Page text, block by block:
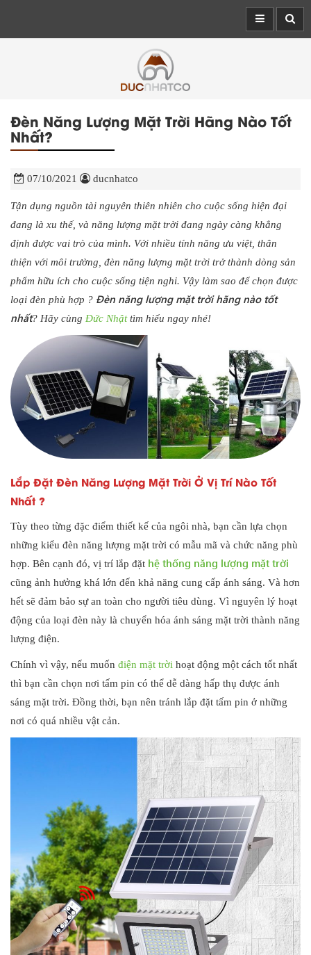
Đèn Năng Lượng Mặt Trời Hãng Nào Tốt
Nhất?
07/10/2021 ducnhatco
Tận dụng nguồn tài nguyên thiên nhiên cho cuộc sống hiện đại
đang là xu thế, và năng lượng mặt trời đang ngày càng khẳng
định được vai trò của mình. Với nhiều tính năng ưu việt, thân
thiện với môi trường, đèn năng lượng mặt trời trở thành dòng sản
phẩm hữu ích cho cuộc sống tiện nghi. Vậy làm sao để chọn được
loại đèn phù hợp ? Đèn năng lượng mặt trời hãng nào tốt
nhất? Hãy cùng Đức Nhậttìm hiểu ngay nhé!
Lắp Đặt Đèn Năng Lượng Mặt Trời Ở Vị Trí Nào Tốt
Nhất ?
Tùy theo từng đặc điểm thiết kế của ngôi nhà, bạn cần lựa chọn
những kiểu đèn năng lượng mặt trời có mẫu mã và chức năng phù
hợp. Bên cạnh đó, vị trí lắp đặt hệ thống năng lượng mặt trời
cũng ảnh hưởng khá lớn đến khả năng cung cấp ánh sáng. Và hơn
hết sẽ đảm bảo sự an toàn cho người tiêu dùng. Vì nguyên lý hoạt
động của loại đèn này là chuyển hóa ánh sáng mặt trời thành năng
lượng điện.
Chính vì vậy, nếu muốn điện mặt trời hoạt động một cách tốt nhất
thì bạn cần chọn nơi tấm pin có thể dễ dàng hấp thụ được ánh
sáng mặt trời. Đồng thời, bạn nên tránh lắp đặt tấm pin ở những
nơi có quá nhiều vật cản.